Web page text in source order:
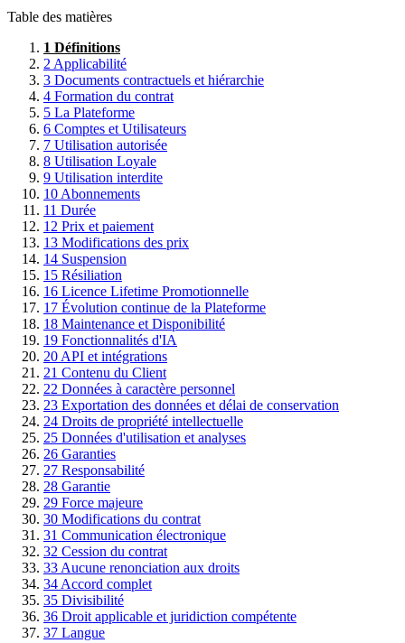
Table des matières
1 Définitions
2 Applicabilité
3 Documents contractuels et hiérarchie
4 Formation du contrat
5 La Plateforme
6 Comptes et Utilisateurs
7 Utilisation autorisée
8 Utilisation Loyale
9 Utilisation interdite
10 Abonnements
11 Durée
12 Prix et paiement
13 Modifications des prix
14 Suspension
15 Résiliation
16 Licence Lifetime Promotionnelle
17 Évolution continue de la Plateforme
18 Maintenance et Disponibilité
19 Fonctionnalités d'IA
20 API et intégrations
21 Contenu du Client
22 Données à caractère personnel
23 Exportation des données et délai de conservation
24 Droits de propriété intellectuelle
25 Données d'utilisation et analyses
26 Garanties
27 Responsabilité
28 Garantie
29 Force majeure
30 Modifications du contrat
31 Communication électronique
32 Cession du contrat
33 Aucune renonciation aux droits
34 Accord complet
35 Divisibilité
36 Droit applicable et juridiction compétente
37 Langue